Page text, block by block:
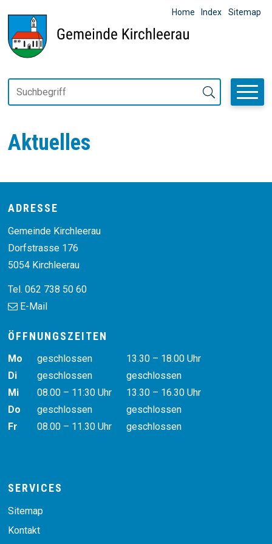
Navigieren in Gemeinde
Home Index Sitemap
Suchbegriff
Suche starten
Aktuelles
Footer
ADRESSE
Gemeinde Kirchleerau
Dorfstrasse 176
5054 Kirchleerau
Tel. 062 738 50 60
E-Mail
ÖFFNUNGSZEITEN
Wochentag Vormittag Nachmittag
Mo geschlossen
13.30 – 18.00 Uhr
Di
geschlossen
geschlossen
Mi
08.00 – 11:30 Uhr
13.30 – 16.30 Uhr
Do
geschlossen
geschlossen
Fr
08.00 – 11.30 Uhr geschlossen
SERVICES
Sitemap
Kontakt